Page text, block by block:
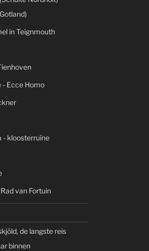
in Teignmouth
- Ecce Homo
- kloosterruïne
van Fortuin
de langste reis
binnen